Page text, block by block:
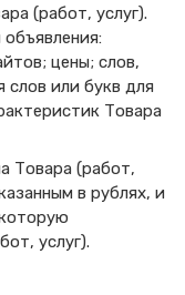
(работ, услуг).
цены; слов,
или букв для
Товара
Товара (работ,
в рублях, и
услуг).